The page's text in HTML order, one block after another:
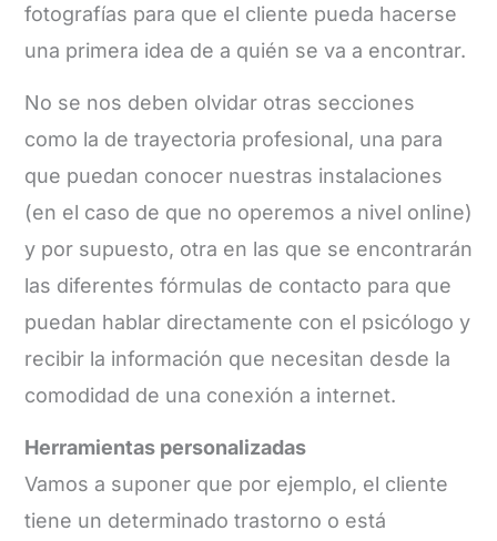
fotografías para que el cliente pueda hacerse
una primera idea de a quién se va a encontrar.
No se nos deben olvidar otras secciones
como la de trayectoria profesional, una para
que puedan conocer nuestras instalaciones
(en el caso de que no operemos a nivel online)
y por supuesto, otra en las que se encontrarán
las diferentes fórmulas de contacto para que
puedan hablar directamente con el psicólogo y
recibir la información que necesitan desde la
comodidad de una conexión a internet.
Herramientas personalizadas
Vamos a suponer que por ejemplo, el cliente
tiene un determinado trastorno o está